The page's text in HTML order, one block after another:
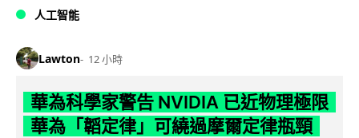
人工智能
Lawton 12 小時
華為科學家警告 NVIDIA 已近物理極限
華為「韜定律」可繞過摩爾定律瓶頸